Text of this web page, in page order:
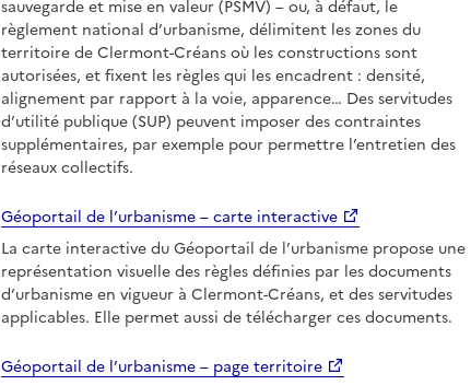
sauvegarde et mise en valeur (PSMV) – ou, à défaut, le
règlement national d’urbanisme, délimitent les zones du
territoire de Clermont-Créans où les constructions sont
autorisées, et fixent les règles qui les encadrent : densité,
alignement par rapport à la voie, apparence… Des servitudes
d’utilité publique (SUP) peuvent imposer des contraintes
supplémentaires, par exemple pour permettre l’entretien des
réseaux collectifs.
Géoportail de l’urbanisme – carte interactive
La carte interactive du Géoportail de l’urbanisme propose une
représentation visuelle des règles définies par les documents
d’urbanisme en vigueur à Clermont-Créans, et des servitudes
applicables. Elle permet aussi de télécharger ces documents.
Géoportail de l’urbanisme – page territoire